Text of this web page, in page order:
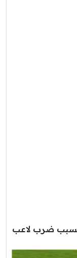
ضرب لاعب